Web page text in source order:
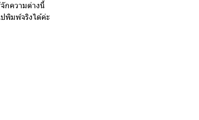
กความต่างนี้
พิมพ์จริงได้ค่ะ